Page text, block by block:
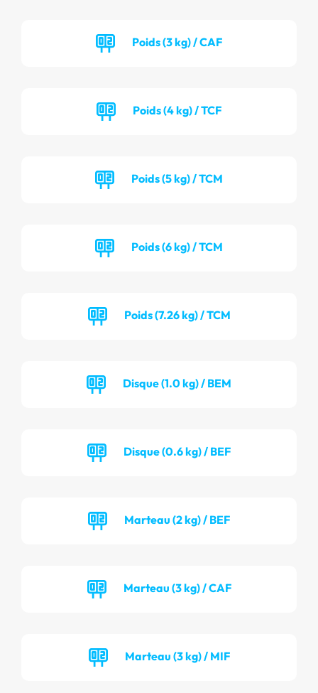
Poids (3 kg) / CAF
Poids (4 kg) / TCF
Poids (5 kg) / TCM
Poids (6 kg) / TCM
Poids (7.26 kg) / TCM
Disque (1.0 kg) / BEM
Disque (0.6 kg) / BEF
Marteau (2 kg) / BEF
Marteau (3 kg) / CAF
Marteau (3 kg) / MIF